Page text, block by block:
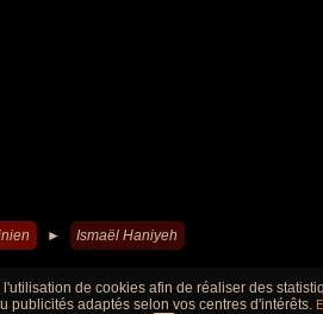
► Ismaël Haniyeh
de cookies afin de réaliser des
publicités adaptés selon vos centres d'intérêts.